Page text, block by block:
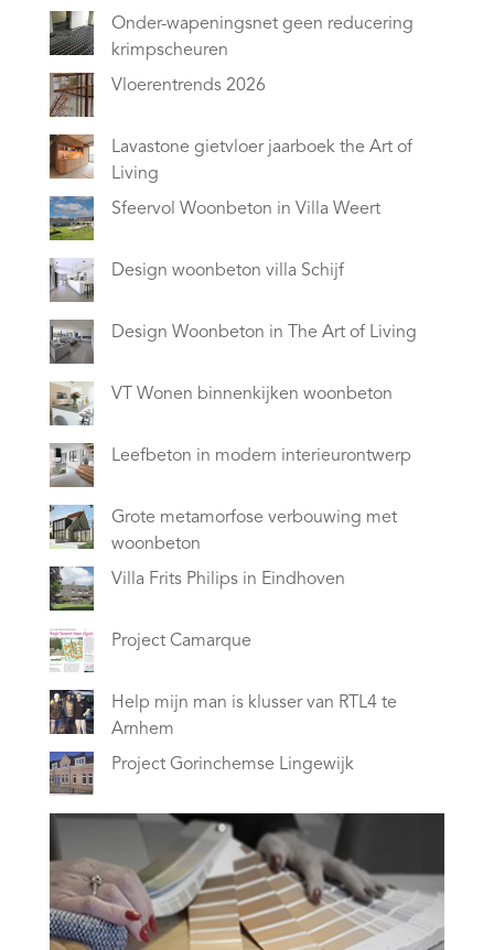
Onder-wapeningsnet geen reducering
krimpscheuren
Vloerentrends 2026
Lavastone gietvloer jaarboek the Art of
Living
Sfeervol Woonbeton in Villa Weert
Design woonbeton villa Schijf
Design Woonbeton in The Art of Living
VT Wonen binnenkijken woonbeton
Leefbeton in modern interieurontwerp
Grote metamorfose verbouwing met
woonbeton
Villa Frits Philips in Eindhoven
Project Camarque
Help mijn man is klusser van RTL4 te
Arnhem
Project Gorinchemse Lingewijk